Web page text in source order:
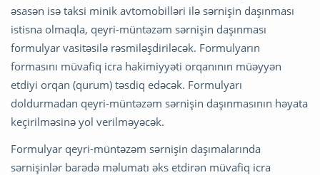
əsasən isə taksi minik avtomobilləri ilə sərnişin daşınması
istisna olmaqla, qeyri-müntəzəm sərnişin daşınması
formulyar vasitəsilə rəsmiləşdiriləcək. Formulyarın
formasını müvafiq icra hakimiyyəti orqanının müəyyən
etdiyi orqan (qurum) təsdiq edəcək. Formulyarı
doldurmadan qeyri-müntəzəm sərnişin daşınmasının həyata
keçirilməsinə yol verilməyəcək.
Formulyar qeyri-müntəzəm sərnişin daşımalarında
sərnişinlər barədə məlumatı əks etdirən müvafiq icra